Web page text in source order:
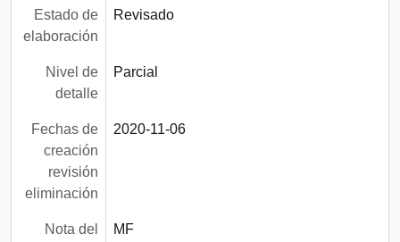
Estado de
elaboración
Revisado
Nivel de
detalle
Parcial
Fechas de
creación
revisión
eliminación
2020-11-06
Nota del
MF